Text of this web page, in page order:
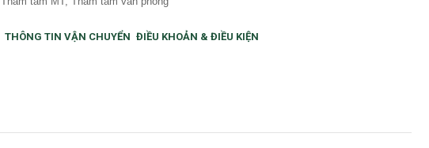
THÔNG TIN VẬN CHUYỂN ĐIỀU KHOẢN & ĐIỀU KIỆN